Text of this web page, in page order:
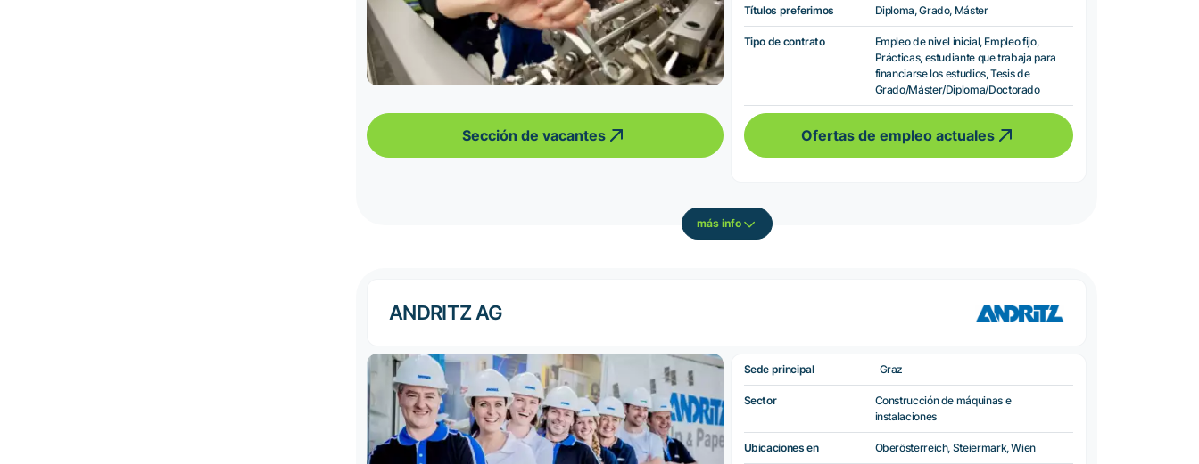
Sección de vacantes
Títulos preferimos Diploma, Grado, Máster
Tipo de contrato
Empleo de nivel inicial, Empleo fijo,
Prácticas, estudiante que trabaja para
financiarse los estudios, Tesis de
Grado/Máster/Diploma/Doctorado
Ofertas de empleo actuales
más info
ANDRITZ AG
Sede principal Graz
Sector
Construcción de máquinas e
instalaciones
Ubicaciones en Oberösterreich, Steiermark, Wien